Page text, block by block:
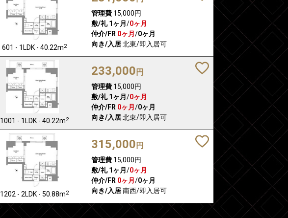
601 - 1LDK - 40.22m2
管理費15,000円
敷/礼 1ヶ月/0ヶ月
仲介/FR 0ヶ月/0ヶ月
向き/入居北東/即入居可
1001 - 1LDK - 40.22m2
233,000 円
管理費15,000円
敷/礼 1ヶ月/0ヶ月
仲介/FR 0ヶ月/0ヶ月
向き/入居北東/即入居可
1202 - 2LDK - 50.88m2
315,000 円
管理費15,000円
敷/礼 1ヶ月/0ヶ月
仲介/FR 0ヶ月/0ヶ月
向き/入居南西/即入居可